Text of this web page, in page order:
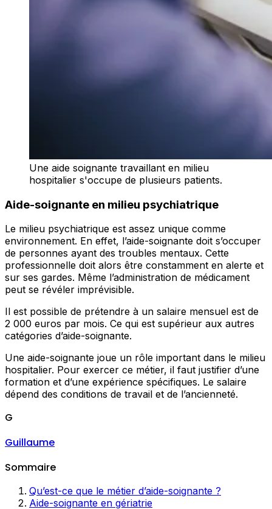
Une aide soignante travaillant en milieu
hospitalier s'occupe de plusieurs patients.
Aide-soignante en milieu psychiatrique
Le milieu psychiatrique est assez unique comme
environnement. En effet, l’aide-soignante doit s’occuper
de personnes ayant des troubles mentaux. Cette
professionnelle doit alors être constamment en alerte et
sur ses gardes. Même l’administration de médicament
peut se révéler imprévisible.
Il est possible de prétendre à un salaire mensuel est de
2 000 euros par mois. Ce qui est supérieur aux autres
catégories d’aide-soignante.
Une aide-soignante joue un rôle important dans le milieu
hospitalier. Pour exercer ce métier, il faut justifier d’une
formation et d’une expérience spécifiques. Le salaire
dépend des conditions de travail et de l’ancienneté.
G
Guillaume
Sommaire
Qu’est-ce que le métier d’aide-soignante ?
Aide-soignante en gériatrie